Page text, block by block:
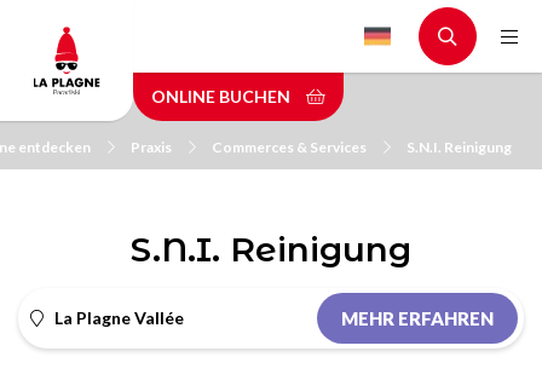
main
content
ONLINE BUCHEN
entdecken Praxis Commerces & Services S.N.I. Reinigung
S.N.I. Reinigung
La Plagne Vallée MEHR ERFAHREN